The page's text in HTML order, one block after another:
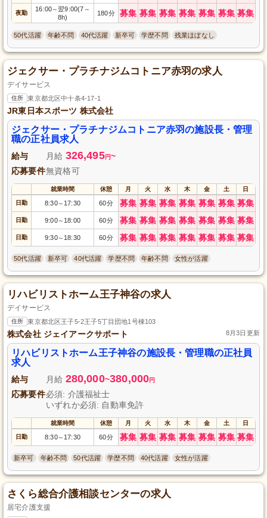
夜勤
16:00～翌9:00(7 ～
8h)
180分 募集 募集 募集 募集 募集 募集 募集
50代活躍 年齢不問 40代活躍 新卒可 学歴不問 残業ほぼなし
ジェクサー・プラチナジムコトニア赤羽の求人
デイサービス
住所 東京都北区中十条4-17-1
JR東日本スポーツ 株式会社
ジェクサー・プラチナジムコトニア赤羽の施設長・管理
職の正社員求人
給与 月給 326,495円~
応募要件無資格可
就業時間 休憩 月 火 水 木 金 土 日
日勤 8:30～ 17:30 60分 募集 募集 募集 募集 募集 募集 募集
日勤 9:00～ 18:00 60分 募集 募集 募集 募集 募集 募集 募集
日勤 9:30～ 18:30 60分 募集 募集 募集 募集 募集 募集 募集
50代活躍 新卒可 40代活躍 学歴不問 年齢不問 女性が活躍
リハビリストホーム王子神谷の求人
デイサービス
住所 東京都北区王子5-2王子5丁目団地1号棟103
株式会社 ジェイアークサポート 8月3日更新
リハビリストホーム王子神谷の施設長・管理職の正社員
求人
給与 月給 280,000~380,000円
応募要件必須: 介護福祉士
いずれか必須: 自動車免許
就業時間 休憩 月 火 水 木 金 土 日
日勤 8:30～ 17:30 60分 募集 募集 募集 募集 募集 募集 募集
新卒可 年齢不問 50代活躍 学歴不問 40代活躍 女性が活躍
さくら総合介護相談センターの求人
居宅介護支援